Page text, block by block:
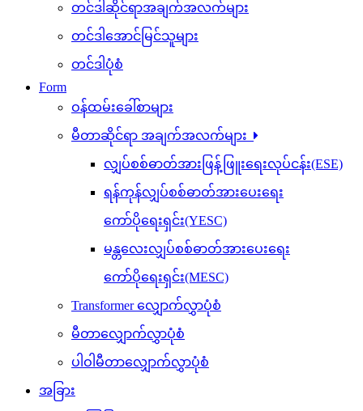
တင်ဒါဆိုင်ရာအချက်အလက်များ
တင်ဒါအောင်မြင်သူများ
တင်ဒါပုံစံ
Form
ဝန်ထမ်းခေါ်စာများ
မီတာဆိုင်ရာ အချက်အလက်များ
လျှပ်စစ်ဓာတ်အားဖြန့်ဖြူးရေးလုပ်ငန်း(ESE)
ရန်ကုန်လျှပ်စစ်ဓာတ်အားပေးရေး
ကော်ပိုရေးရှင်း(YESC)
မန္တလေးလျှပ်စစ်ဓာတ်အားပေးရေး
ကော်ပိုရေးရှင်း(MESC)
Transformer လျှောက်လွှာပုံစံ
မီတာလျှောက်လွှာပုံစံ
ပါဝါမီတာလျှောက်လွှာပုံစံ
အခြား